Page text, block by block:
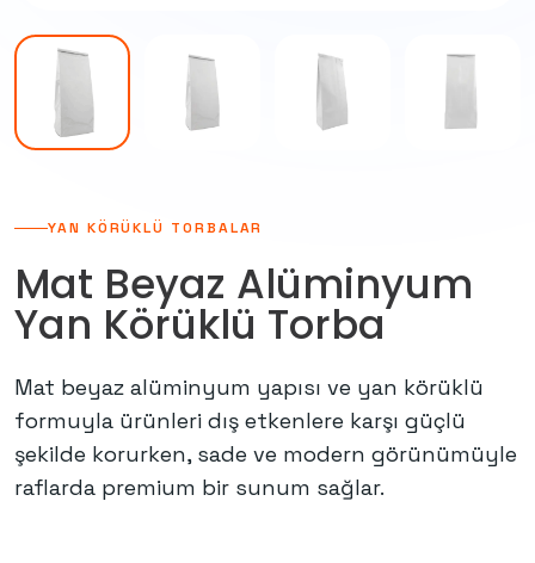
YAN KÖRÜKLÜ TORBALAR
Mat Beyaz Alüminyum
Yan Körüklü Torba
Mat beyaz alüminyum yapısı ve yan körüklü
formuyla ürünleri dış etkenlere karşı güçlü
şekilde korurken, sade ve modern görünümüyle
raflarda premium bir sunum sağlar.